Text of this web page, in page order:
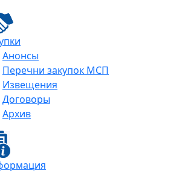
Анонсы
Перечни закупок МСП
Извещения
Договоры
Архив